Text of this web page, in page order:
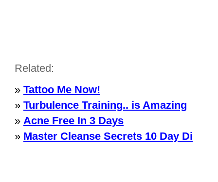
Related:
» Tattoo Me Now!
» Turbulence Training.. is Amazing
» Acne Free In 3 Days
» Master Cleanse Secrets 10 Day Di